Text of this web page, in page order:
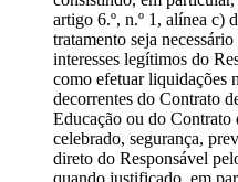
artigo 6.º, n.º 1, alínea c)
tratamento seja
interesses legítimos do
como efetuar liquidações
decorrentes do Contrato
Educação ou do Contrato
celebrado, segurança,
direto do Responsável
quando justificado, em